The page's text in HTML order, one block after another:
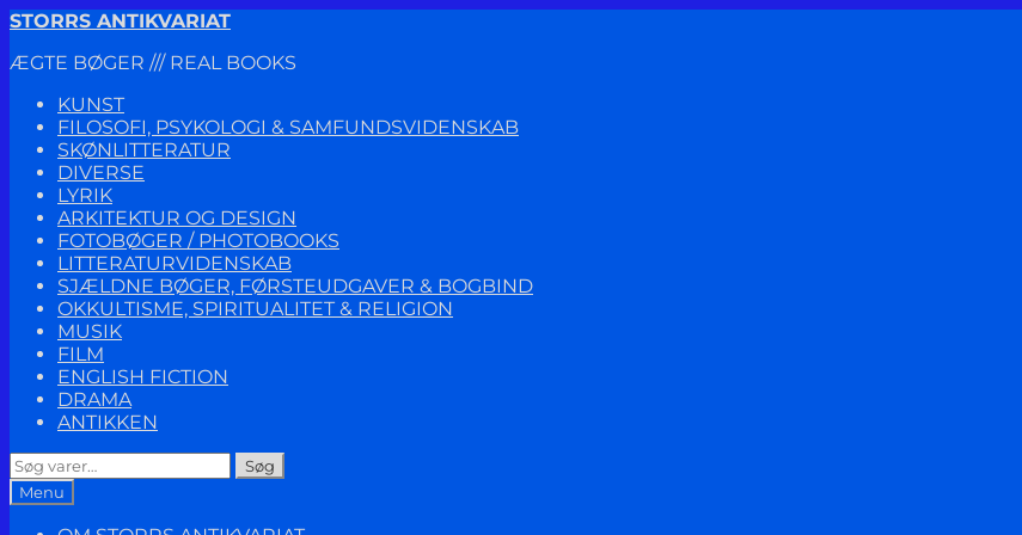
Spring
navigation
Spring
indhold
STORRS ANTIKVARIAT
ÆGTE BØGER /// REAL BOOKS
KUNST
FILOSOFI, PSYKOLOGI & SAMFUNDSVIDENSKAB
SKØNLITTERATUR
DIVERSE
LYRIK
ARKITEKTUR OG DESIGN
FOTOBØGER / PHOTOBOOKS
LITTERATURVIDENSKAB
SJÆLDNE BØGER, FØRSTEUDGAVER & BOGBIND
OKKULTISME, SPIRITUALITET & RELIGION
MUSIK
FILM
ENGLISH FICTION
DRAMA
ANTIKKEN
Søg
efter:
Søg
Menu